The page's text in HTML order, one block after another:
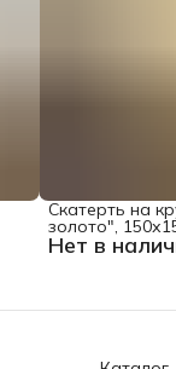
Нет в
Скатерть на
золото",